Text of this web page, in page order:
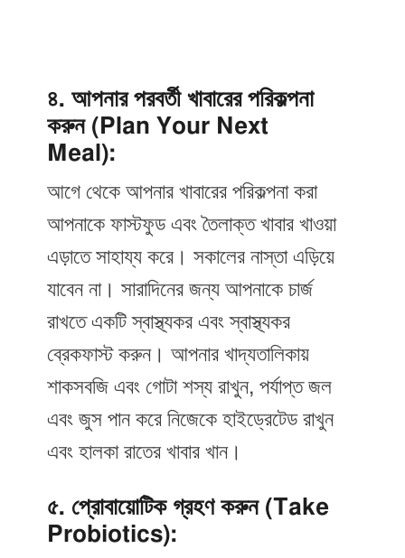
৪. আপনার পরবর্তী খাবারের পরিকল্পনা
করুন (Plan Your Next
Meal):
আগে থেকে আপনার খাবারের পরিকল্পনা করা
আপনাকে ফাস্টফুড এবং তৈলাক্ত খাবার খাওয়া
এড়াতে সাহায্য করে। সকালের নাস্তা এড়িয়ে
যাবেন না। সারাদিনের জন্য আপনাকে চার্জ
রাখতে একটি স্বাস্থ্যকর এবং স্বাস্থ্যকর
ব্রেকফাস্ট করুন। আপনার খাদ্যতালিকায়
শাকসবজি এবং গোটা শস্য রাখুন, পর্যাপ্ত জল
এবং জুস পান করে নিজেকে হাইড্রেটেড রাখুন
এবং হালকা রাতের খাবার খান।
৫. প্রোবায়োটিক গ্রহণ করুন (Take
Probiotics):